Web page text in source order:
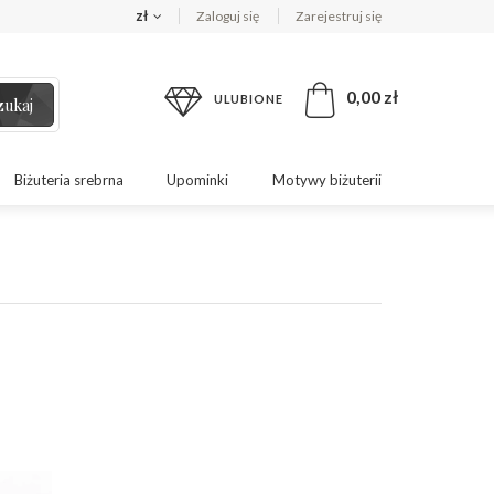
zł Zaloguj się Zarejestruj się
ULUBIONE 0,00 zł
Biżuteria srebrna Upominki Motywy biżuterii